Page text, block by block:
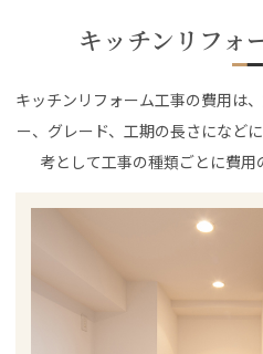
キッチンリフォ
キッチンリフォーム工事の費用は
ー、グレード、工期の長さになど
考として工事の種類ごとに費用